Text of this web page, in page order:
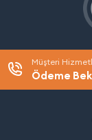
Müşteri
Ödeme